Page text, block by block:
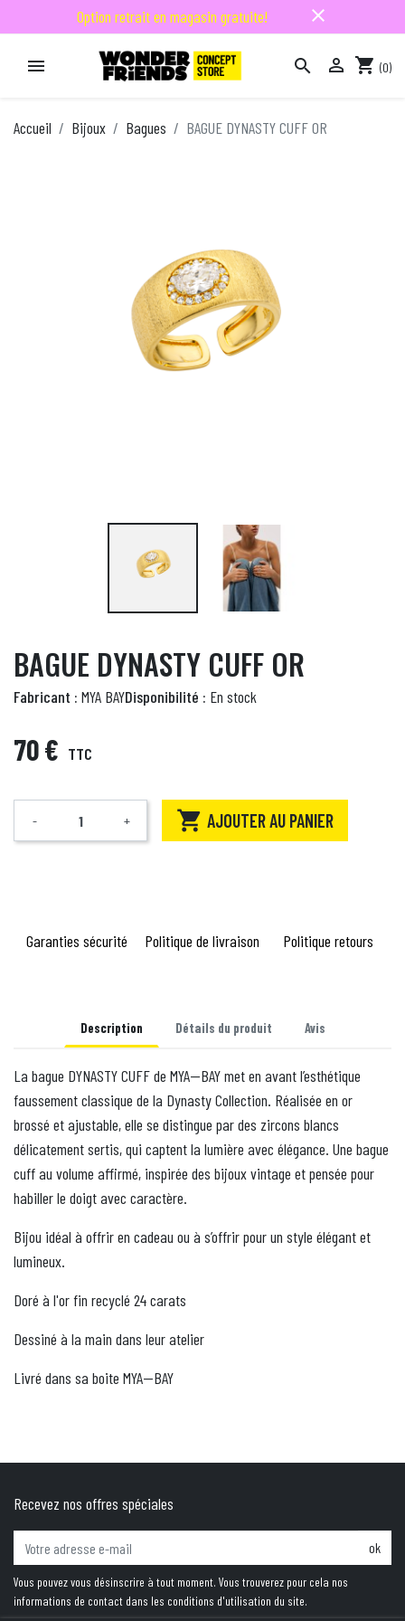
Option retrait en magasin gratuite! close
   shopping_cart (0)
Accueil Bijoux Bagues BAGUE DYNASTY CUFF OR
BAGUE DYNASTY CUFF OR
Fabricant : MYA BAYDisponibilité : En stock
70 € TTC
Quantité
- +  AJOUTER AU PANIER
Garanties sécurité Politique de livraison Politique retours
Description Détails du produit Avis
La bague DYNASTY CUFF de MYA—BAY met en avant l’esthétique
faussement classique de la Dynasty Collection. Réalisée en or
brossé et ajustable, elle se distingue par des zircons blancs
délicatement sertis, qui captent la lumière avec élégance. Une bague
cuff au volume affirmé, inspirée des bijoux vintage et pensée pour
habiller le doigt avec caractère.
Bijou idéal à offrir en cadeau ou à s’offrir pour un style élégant et
lumineux.
Doré à l'or fin recyclé 24 carats
Dessiné à la main dans leur atelier
Livré dans sa boite MYA—BAY
Recevez nos offres spéciales
ok
Vous pouvez vous désinscrire à tout moment. Vous trouverez pour cela nos
informations de contact dans les conditions d'utilisation du site.